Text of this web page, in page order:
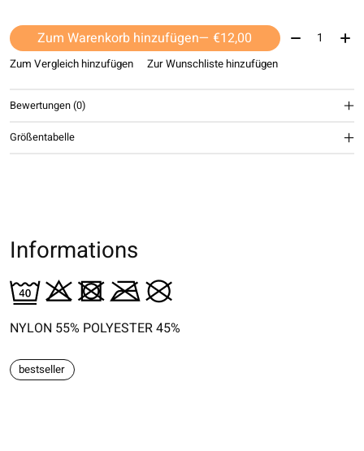
Zum Warenkorb hinzufügen — €12,00 Menge:
Zum Vergleich hinzufügen Zur Wunschliste hinzufügen
Bewertungen (0)
Größentabelle
Informations
NYLON 55% POLYESTER 45%
bestseller